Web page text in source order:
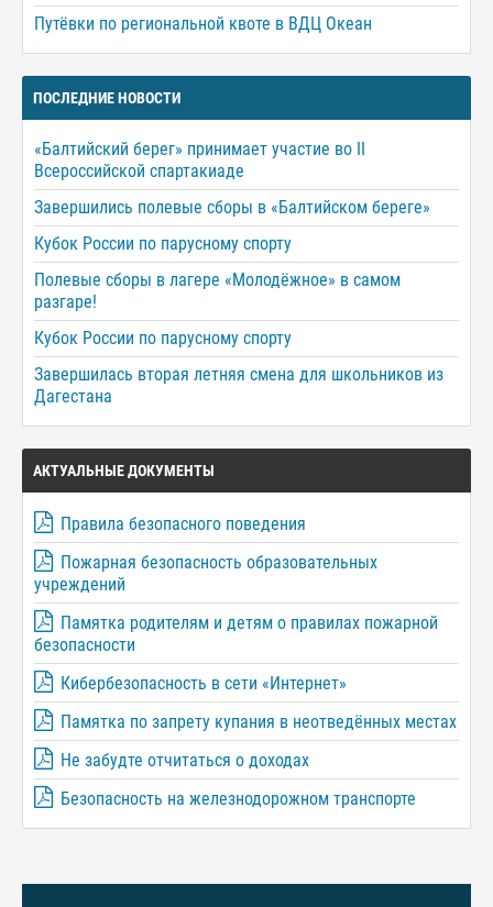
Путёвки по региональной квоте в ВДЦ Океан
ПОСЛЕДНИЕ НОВОСТИ
«Балтийский берег» принимает участие во II
Всероссийской спартакиаде
Завершились полевые сборы в «Балтийском береге»
Кубок России по парусному спорту
Полевые сборы в лагере «Молодёжное» в самом
разгаре!
Кубок России по парусному спорту
Завершилась вторая летняя смена для школьников из
Дагестана
АКТУАЛЬНЫЕ ДОКУМЕНТЫ
Правила безопасного поведения
Пожарная безопасность образовательных
учреждений
Памятка родителям и детям о правилах пожарной
безопасности
Кибербезопасность в сети «Интернет»
Памятка по запрету купания в неотведённых местах
Не забудте отчитаться о доходах
Безопасность на железнодорожном транспорте